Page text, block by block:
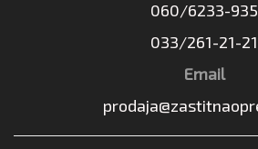
060/6233-935
033/261-21-21
Email